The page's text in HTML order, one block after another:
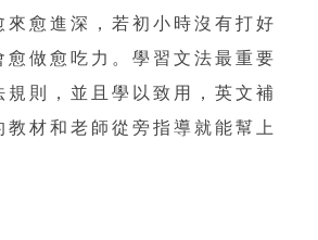
來愈進深，若初小時沒有打好
愈做愈吃力。學習文法最重要
規則，並且學以致用，英文補
教材和老師從旁指導就能幫上